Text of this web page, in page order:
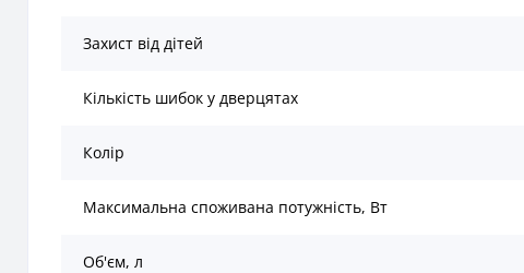
Захист від дітей
Кількість шибок у дверцятах
Колір
Максимальна споживана потужність, Вт
Об'єм, л